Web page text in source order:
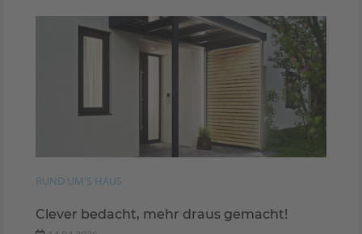
RUND UM'S HAUS
Clever bedacht, mehr draus gemacht!